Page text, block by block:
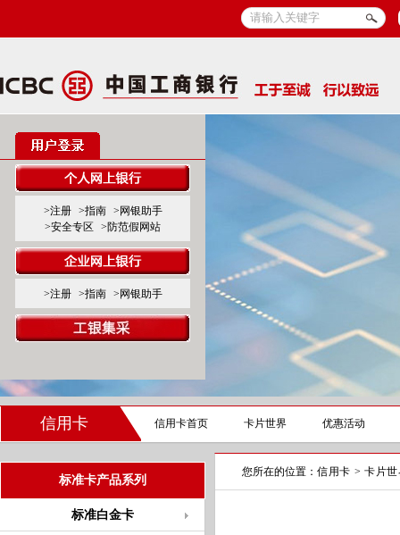
>注册 >指南
>网银助手
>安全专区
>防范假网站
>注册 >指南 >网银助手
信用卡 信用卡首页 卡片世界 优惠活动
标准卡产品系列
标准白金卡
您所在的位置： 信用卡 > 卡片